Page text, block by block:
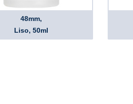
48mm,
Liso, 50ml